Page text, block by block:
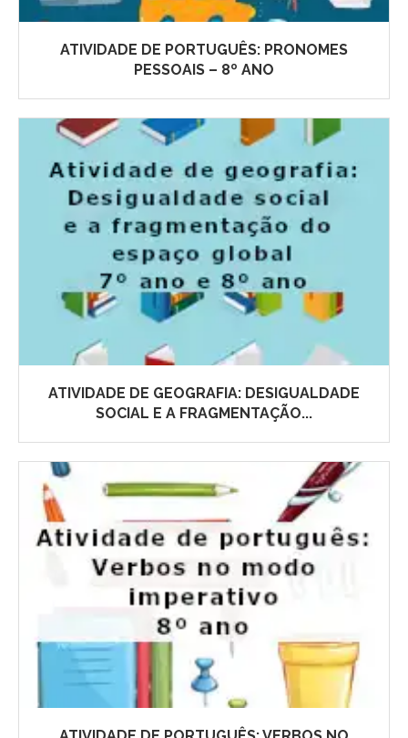
ATIVIDADE DE PORTUGUÊS: PRONOMES
PESSOAIS – 8º ANO
ATIVIDADE DE GEOGRAFIA: DESIGUALDADE
SOCIAL E A FRAGMENTAÇÃO...